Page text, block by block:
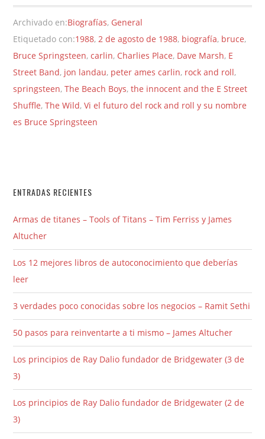
Archivado en:Biografías, General
Etiquetado con:1988,2 de agosto de 1988, biografía, bruce,
Bruce Springsteen,carlin, Charlies Place, Dave Marsh, E
Street Band, jon landau, peter ames carlin, rock and roll,
springsteen,The Beach Boys,the innocent and the E Street
Shuffle,The Wild,Vi el futuro del rock and roll y su nombre
es Bruce Springsteen
ENTRADAS RECIENTES
Armas de titanes – Tools of Titans – Tim Ferriss y James
Altucher
Los 12 mejores libros de autoconocimiento que deberías
leer
3 verdades poco conocidas sobre los negocios – Ramit Sethi
50 pasos para reinventarte a ti mismo – James Altucher
Los principios de Ray Dalio fundador de Bridgewater (3 de
3)
Los principios de Ray Dalio fundador de Bridgewater (2 de
3)